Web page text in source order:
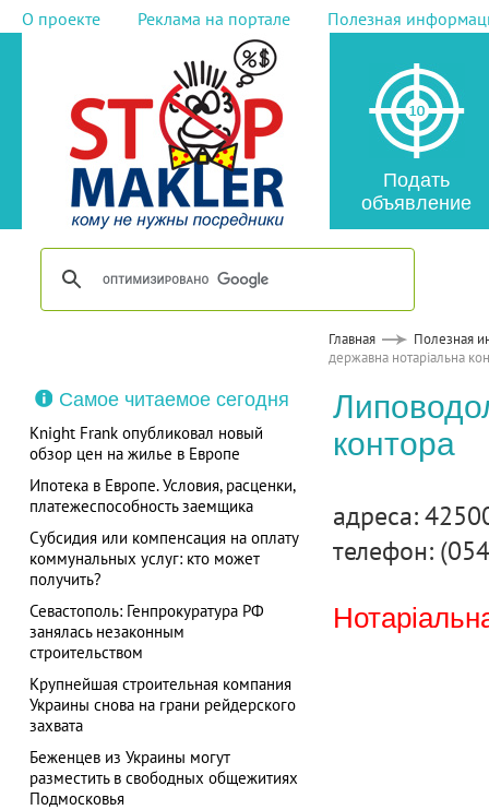
О проекте Реклама на портале Полезная
Подать
объявление
Главная
Полезная
державна нотаріальна
Самое читаемое сегодня
Knight Frank опубликовал новый
обзор цен на жилье в Европе
Ипотека в Европе. Условия, расценки,
платежеспособность заемщика
Субсидия или компенсация на оплату
коммунальных услуг: кто может
получить?
Севастополь: Генпрокуратура РФ
занялась незаконным
строительством
Крупнейшая строительная компания
Украины снова на грани рейдерского
захвата
Беженцев из Украины могут
разместить в свободных общежитиях
Подмосковья
контора
адреса:
телефон: